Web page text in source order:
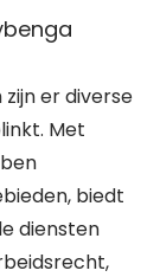
er diverse
Met
biedt
diensten